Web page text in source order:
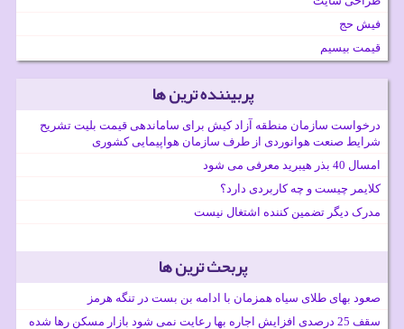
فیش حج
قیمت بیسیم
پربیننده ترین ها
درخواست سازمان منطقه آزاد کیش برای ساماندهی قیمت بلیت تشریح
شرایط صنعت هوانوردی از طرف سازمان هواپیمایی کشوری
امسال 40 بذر هیبرید معرفی می شود
کلایمر چیست و چه کاربردی دارد؟
مدرک دیگر تضمین کننده اشتغال نیست
پربحث ترین ها
صعود بهای طلای سیاه همزمان با ادامه بن بست در تنگه هرمز
سقف 25 درصدی افزایش اجاره بها رعایت نمی شود بازار مسکن رها شده